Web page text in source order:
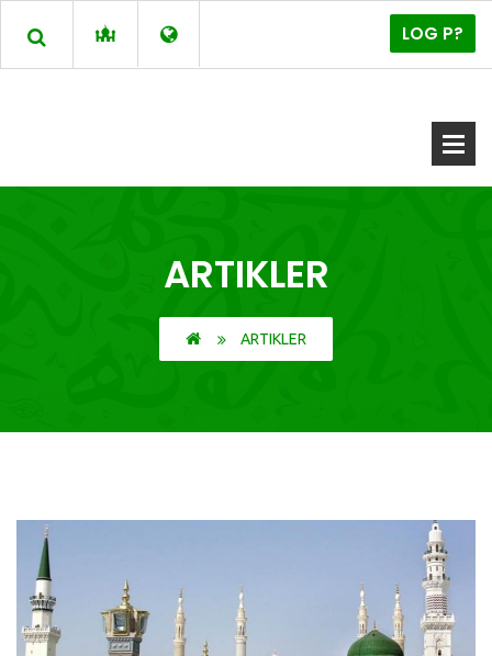
LOG P?
ARTIKLER
ARTIKLER